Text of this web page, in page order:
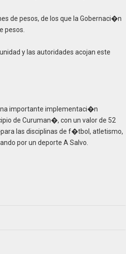
de pesos, de los que la Gobernaci�n
pesos.
y las autoridades acojan este
importante implementaci�n
de Curuman�, con un valor de 52
las disciplinas de f�tbol, atletismo,
por un deporte A Salvo.